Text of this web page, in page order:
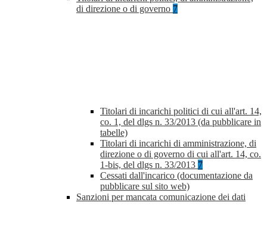
di direzione o di governo 7
Titolari di incarichi politici di cui all'art. 14,
co. 1, del dlgs n. 33/2013 (da pubblicare in
tabelle)
Titolari di incarichi di amministrazione, di
direzione o di governo di cui all'art. 14, co.
1-bis, del dlgs n. 33/2013 7
Cessati dall'incarico (documentazione da
pubblicare sul sito web)
Sanzioni per mancata comunicazione dei dati